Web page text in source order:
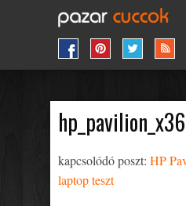
kapcsolódó poszt: HP
laptop teszt